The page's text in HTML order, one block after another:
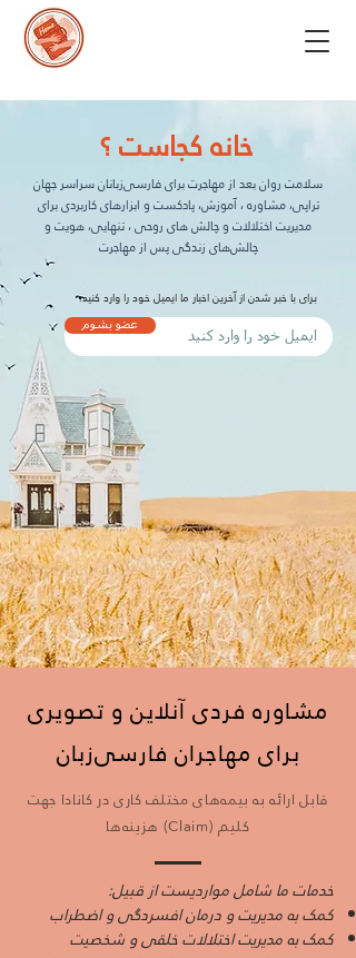
خانه کجاست ؟
سلامت روان بعد از مهاجرت برای فارسی‌زبانان سراسر جهان
تراپی، مشاوره ، آموزش، پادکست و ابزارهای کاربردی برای
مدیریت اختلالات و چالش های روحی ، تنهایی، هویت و
چالش‌های زندگی پس از مهاجرت
برای با خبر شدن از آخرین اخبار ما ایمیل خود را وارد کنید:
عضو بشوم
مشاوره فردی آنلاین و تصویری
برای مهاجران فارسی‌زبان
قابل ارائه به بیمه‌های مختلف کاری در کانادا جهت
کلیم (Claim) هزینه‌ها
خدمات ما شامل مواردیست از قبیل:
کمک به مدیریت و درمان افسردگی و اضطراب
کمک به مدیریت اختلالات خلقی و شخصیت